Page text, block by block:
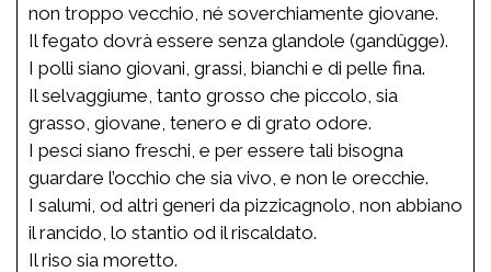
non troppo vecchio, né soverchiamente giovane.
Il fegato dovrà essere senza glandole (gandûgge).
I polli siano giovani, grassi, bianchi e di pelle fina.
Il selvaggiume, tanto grosso che piccolo, sia
grasso, giovane, tenero e di grato odore.
I pesci siano freschi, e per essere tali bisogna
guardare l’occhio che sia vivo, e non le orecchie.
I salumi, od altri generi da pizzicagnolo, non abbiano
il rancido, lo stantio od il riscaldato.
Il riso sia moretto.